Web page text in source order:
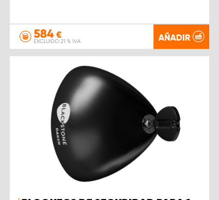
584 €
EXCLUIDO 21 % IVA AÑADIR